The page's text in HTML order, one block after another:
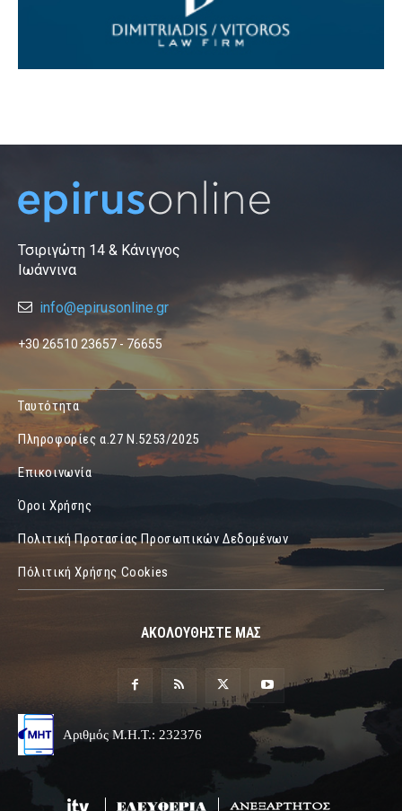
Τσιριγώτη 14 & Κάνιγγος
Ιωάννινα
info@epirusonline.gr
+30 26510 23657 - 76655
Ταυτότητα
Πληροφορίες α.27 Ν.5253/2025
Επικοινωνία
Όροι Χρήσης
Πολιτική Προτασίας Προσωπικών Δεδομένων
Πόλιτική Χρήσης Cookies
ΑΚΟΛΟΥΘΗΣΤΕ ΜΑΣ
Αριθμός Μ.Η.Τ.: 232376